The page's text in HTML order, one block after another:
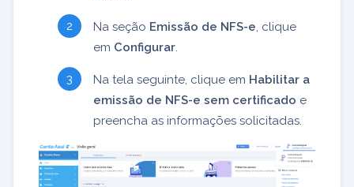
Na seção Emissão de NFS-e , clique
em Configurar
Na tela seguinte, clique em Habilitar a
emissão de NFS-e sem certificado e
preencha as informações solicitadas.